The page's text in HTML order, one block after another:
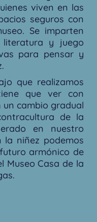
viven en las
seguros con
Se imparten
y juego
para pensar y
que realizamos
que ver con
cambio gradual
de la
en nuestro
la niñez podemos
armónico de
Museo Casa de la